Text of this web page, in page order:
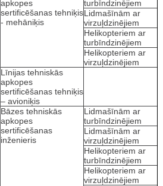
apkopes
sertificēšanas tehniķis
- mehāniķis
turbīndzinējiem
Lidmašīnām ar
virzuļdzinējiem
Helikopteriem ar
turbīndzinējiem
Helikopteriem ar
virzuļdzinējiem
Līnijas tehniskās
apkopes
sertificēšanas tehniķis
– avioniķis
Bāzes tehniskās
apkopes
sertificēšanas
inženieris
Lidmašīnām ar
turbīndzinējiem
Lidmašīnām ar
virzuļdzinējiem
Helikopteriem ar
turbīndzinējiem
Helikopteriem ar
virzuļdzinējiem